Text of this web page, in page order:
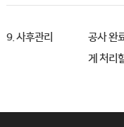
9. 사후관리
공사 완
게 처리